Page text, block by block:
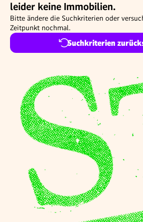
leider keine Immobilien.
Bitte ändere die Suchkriterien oder
Zeitpunkt nochmal.
Suchkriterien